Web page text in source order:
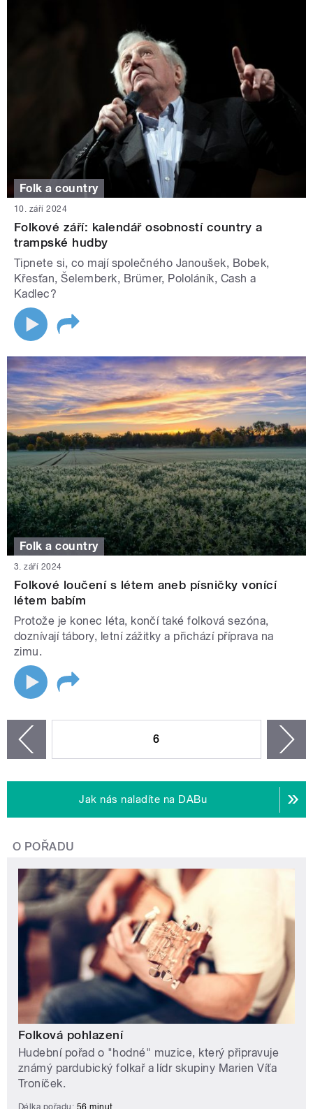
Folk a country
10. září 2024
Folkové září: kalendář osobností country a
trampské hudby
Tipnete si, co mají společného Janoušek, Bobek,
Křesťan, Šelemberk, Brümer, Pololáník, Cash a
Kadlec?
Folk a country
3. září 2024
Folkové loučení s létem aneb písničky vonící
létem babím
Protože je konec léta, končí také folková sezóna,
doznívají tábory, letní zážitky a přichází příprava na
zimu.
6
Jak nás naladíte na DABu
O POŘADU
Folková pohlazení
Hudební pořad o "hodné" muzice, který připravuje
známý pardubický folkař a lídr skupiny Marien Víťa
Troníček.
Délka pořadu: 56 minut